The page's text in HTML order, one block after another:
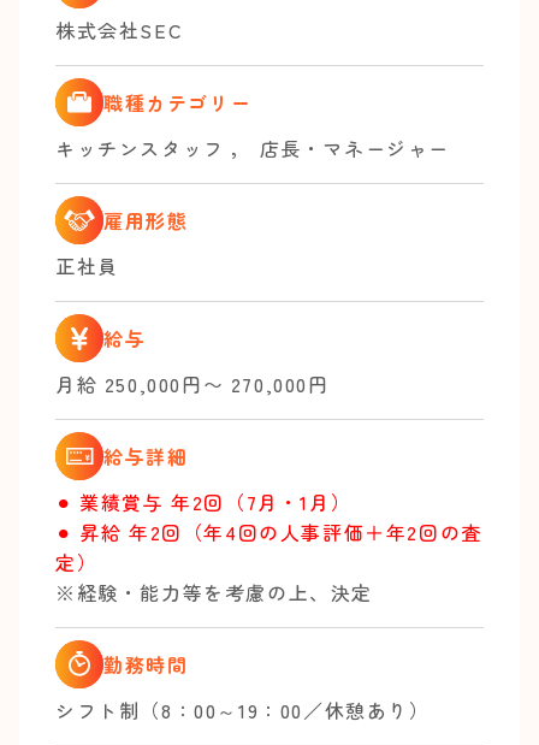
株式会社SEC
職種カテゴリー
キッチンスタッフ ， 店長・マネージャー
雇用形態
正社員
給与
月給 250,000円〜 270,000円
給与詳細
⚫︎ 業績賞与 年2回（7月・1月）
⚫︎ 昇給 年2回（年4回の人事評価＋年2回の査
定）
※経験・能力等を考慮の上、決定
勤務時間
シフト制（8：00～19：00／休憩あり）